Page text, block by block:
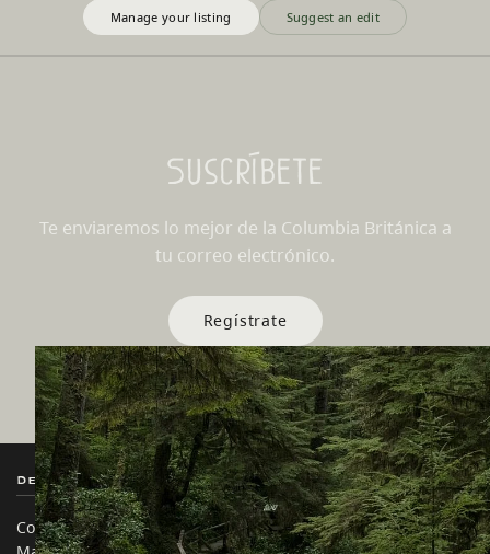
Manage your listing Suggest an edit
Suscríbete
Te enviaremos lo mejor de la Columbia Británica a
tu correo electrónico.
Regístrate
Destination BC
Contáctanos
Nuestros Sitios
Industria de Viajes